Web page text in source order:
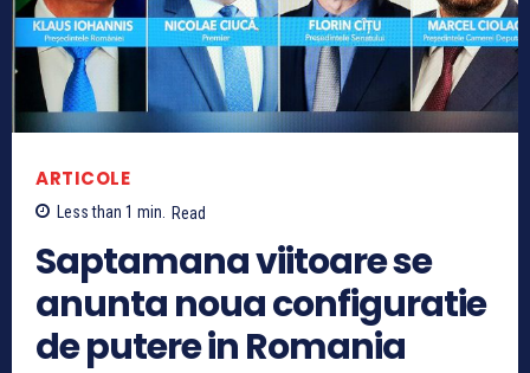
ARTICOLE
Less than 1 min. Read
Saptamana viitoare se
anunta noua configuratie
de putere in Romania